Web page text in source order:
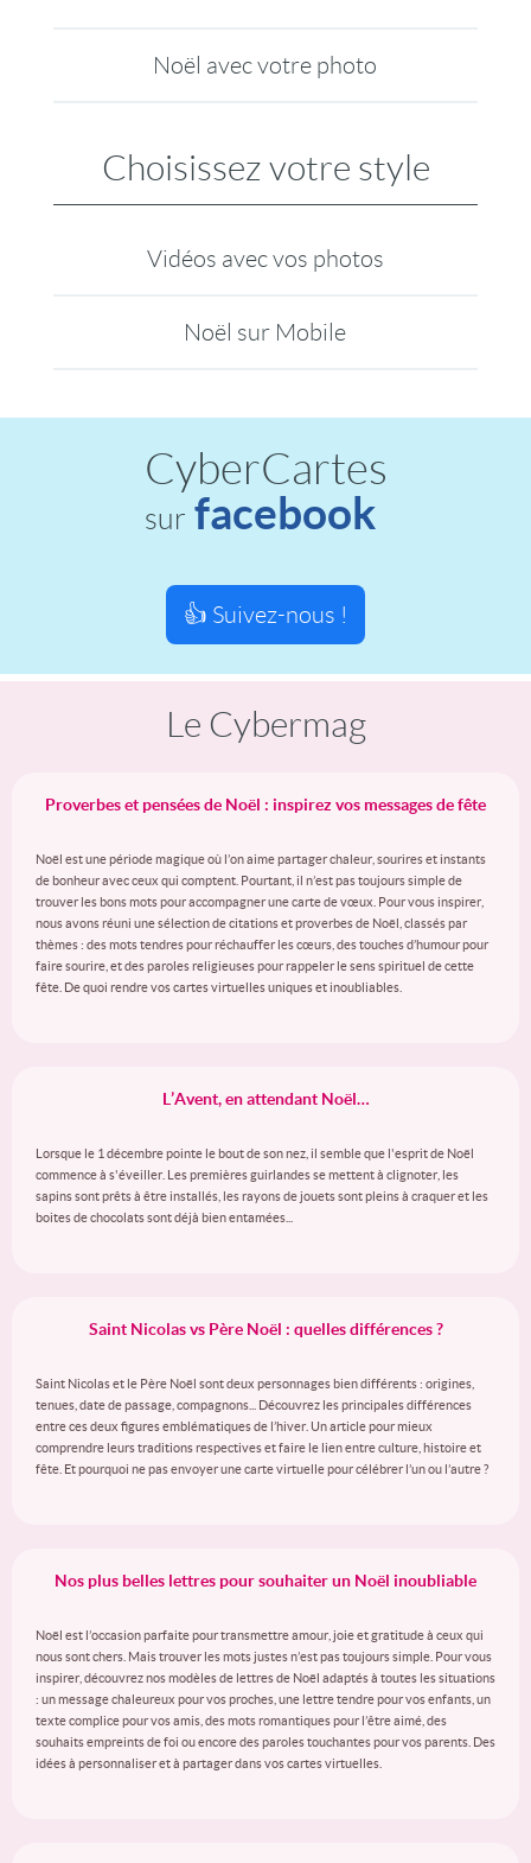
Noël avec votre photo
Choisissez votre style
Vidéos avec vos photos
Noël sur Mobile
CyberCartes
sur facebook
👍 Suivez-nous !
Le Cybermag
Proverbes et pensées de Noël : inspirez vos messages de fête
Noël est une période magique où l’on aime partager chaleur, sourires et instants
de bonheur avec ceux qui comptent. Pourtant, il n’est pas toujours simple de
trouver les bons mots pour accompagner une carte de vœux. Pour vous inspirer,
nous avons réuni une sélection de citations et proverbes de Noël, classés par
thèmes : des mots tendres pour réchauffer les cœurs, des touches d’humour pour
faire sourire, et des paroles religieuses pour rappeler le sens spirituel de cette
fête. De quoi rendre vos cartes virtuelles uniques et inoubliables.
L’Avent, en attendant Noël…
Lorsque le 1 décembre pointe le bout de son nez, il semble que l'esprit de Noël
commence à s'éveiller. Les premières guirlandes se mettent à clignoter, les
sapins sont prêts à être installés, les rayons de jouets sont pleins à craquer et les
boites de chocolats sont déjà bien entamées...
Saint Nicolas vs Père Noël : quelles différences ?
Saint Nicolas et le Père Noël sont deux personnages bien différents : origines,
tenues, date de passage, compagnons... Découvrez les principales différences
entre ces deux figures emblématiques de l’hiver. Un article pour mieux
comprendre leurs traditions respectives et faire le lien entre culture, histoire et
fête. Et pourquoi ne pas envoyer une carte virtuelle pour célébrer l’un ou l’autre ?
Nos plus belles lettres pour souhaiter un Noël inoubliable
Noël est l’occasion parfaite pour transmettre amour, joie et gratitude à ceux qui
nous sont chers. Mais trouver les mots justes n’est pas toujours simple. Pour vous
inspirer, découvrez nos modèles de lettres de Noël adaptés à toutes les situations
: un message chaleureux pour vos proches, une lettre tendre pour vos enfants, un
texte complice pour vos amis, des mots romantiques pour l’être aimé, des
souhaits empreints de foi ou encore des paroles touchantes pour vos parents. Des
idées à personnaliser et à partager dans vos cartes virtuelles.